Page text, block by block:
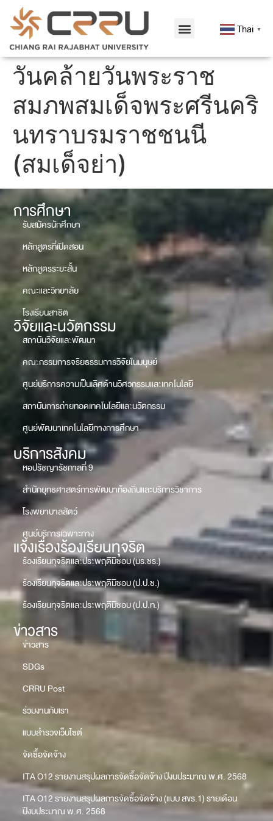
Thai ▼
วันคล้ายวันพระราช
สมภพสมเด็จพระศรีนคริ
นทราบรมราชชนนี
(สมเด็จย่า)
การศึกษา
รับสมัครนักศึกษา
หลักสูตรที่เปิดสอน
หลักสูตรระยะสั้น
คณะและวิทยาลัย
โรงเรียนสาธิต
วิจัยและนวัตกรรม
สถาบันวิจัยและพัฒนา
คณะกรรมการจริยธรรมการวิจัยในมนุษย์
ศูนย์บริการความเป็นเลิศด้านวิศวกรรมและเทคโนโลยี
สถาบันการถ่ายทอดเทคโนโลยีและนวัตกรรม
ศูนย์พัฒนาเทคโนโลยีทางการศึกษา
บริการสังคม
หอปรัชญารัชกาลที่ 9
สำนักยุทธศาสตร์การพัฒนาท้องถิ่นและบริการวิชาการ
โรงพยาบาลสัตว์
ศูนย์บริการเฉพาะทาง
แจ้งเรื่องร้องเรียนทุจริต
ร้องเรียนทุจริตและประพฤติมิชอบ (มร.ชร.)
ร้องเรียนทุจริตและประพฤติมิชอบ (ป.ป.ช.)
ร้องเรียนทุจริตและประพฤติมิชอบ (ป.ป.ท.)
ข่าวสาร
ข่าวสาร
SDGs
CRRU Post
ร่วมงานกับเรา
แบบสำรวจเว็บไซต์
จัดซื้อจัดจ้าง
ITA O12 รายงานสรุปผลการจัดซื้อจัดจ้าง ปีงบประมาณ พ.ศ. 2568
ITA O12 รายงานสรุปผลการจัดซื้อจัดจ้าง (แบบ สขร.1) รายเดือน
ปีงบประมาณ พ.ศ. 2568